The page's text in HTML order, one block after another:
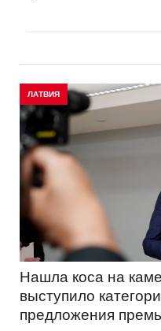
ЛАТВИЯ
Нашла коса на
выступило
предложения